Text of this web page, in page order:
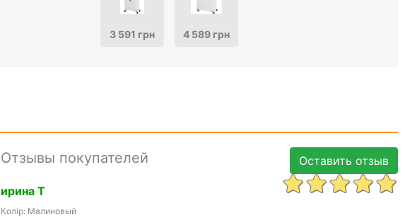
3 591 грн 4 589 грн
Оставить отзыв
Отзывы покупателей
ирина Т
Колір: Малиновый